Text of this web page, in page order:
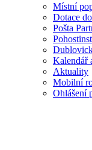
Místní
Dotace
Pošta
Kalendář
Aktuality
Mobilní
Ohlášení